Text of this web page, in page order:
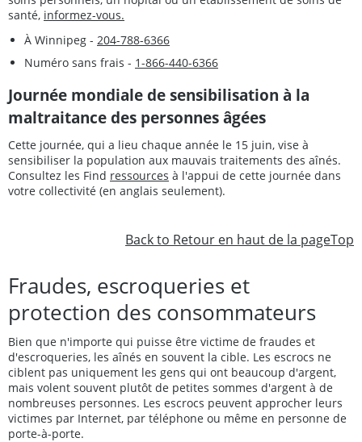
santé, informez-vous.
À Winnipeg - 204-788-6366
Numéro sans frais - 1-866-440-6366
Journée mondiale de sensibilisation à la
maltraitance des personnes âgées
Cette journée, qui a lieu chaque année le 15 juin, vise à
sensibiliser la population aux mauvais traitements des aînés.
Consultez les Find ressources à l'appui de cette journée dans
votre collectivité (en anglais seulement).
Back to Retour en haut de la pageTop
Fraudes, escroqueries et
protection des consommateurs
Bien que n'importe qui puisse être victime de fraudes et
d'escroqueries, les aînés en souvent la cible. Les escrocs ne
ciblent pas uniquement les gens qui ont beaucoup d'argent,
mais volent souvent plutôt de petites sommes d'argent à de
nombreuses personnes. Les escrocs peuvent approcher leurs
victimes par Internet, par téléphone ou même en personne de
porte-à-porte.